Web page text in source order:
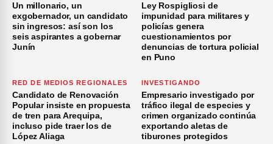
Un millonario, un
exgobernador, un candidato
sin ingresos: así son los
seis aspirantes a gobernar
Junín
Ley Rospigliosi de
impunidad para militares y
policías genera
cuestionamientos por
denuncias de tortura policial
en Puno
RED DE MEDIOS REGIONALES
Candidato de Renovación
Popular insiste en propuesta
de tren para Arequipa,
incluso pide traer los de
López Aliaga
INVESTIGANDO
Empresario investigado por
tráfico ilegal de especies y
crimen organizado continúa
exportando aletas de
tiburones protegidos